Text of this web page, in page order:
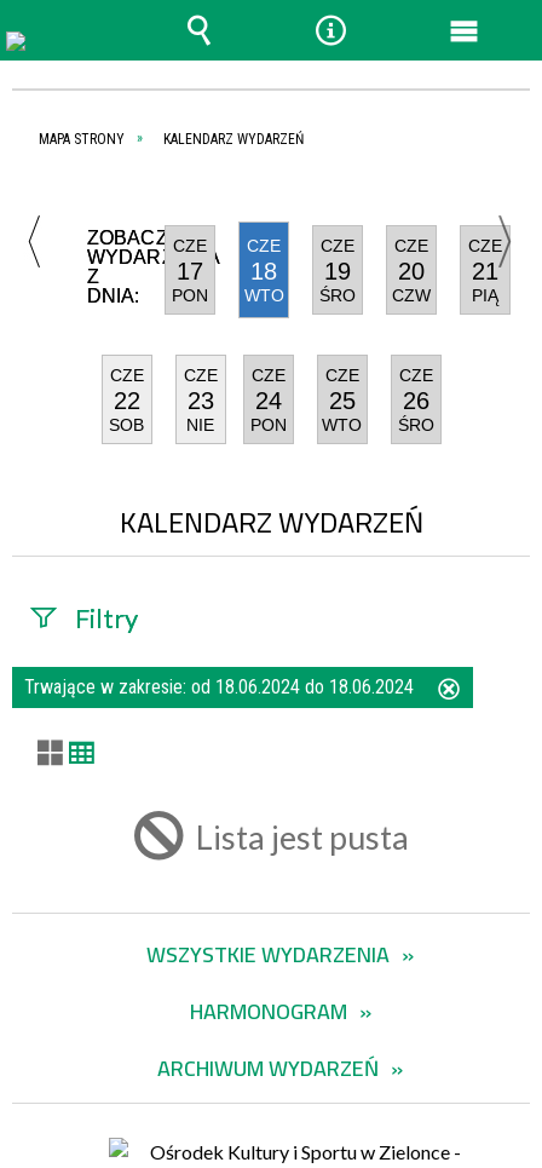
MAPA STRONY KALENDARZ WYDARZEŃ
ZOBACZ
WYDARZENIA
Z
DNIA:
CZE
17
PON
CZE
18
WTO
CZE
19
ŚRO
CZE
20
CZW
CZE
21
PIĄ
CZE
22
SOB
CZE
23
NIE
CZE
24
PON
CZE
25
WTO
CZE
26
ŚRO
KALENDARZ WYDARZEŃ
Filtry
Szukana fraza
zakresie
Trwające w zakresie: od 18.06.2024 do 18.06.2024
Lista jest pusta
WSZYSTKIE WYDARZENIA
HARMONOGRAM
ARCHIWUM WYDARZEŃ
WyszukiwarkaNarzędziaMenu